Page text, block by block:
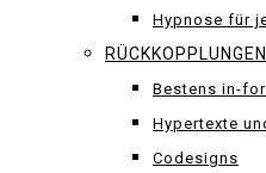
Hypnose für
RÜCKKOPPLUNGEN
Bestens in-
Hypertexte
Codesigns